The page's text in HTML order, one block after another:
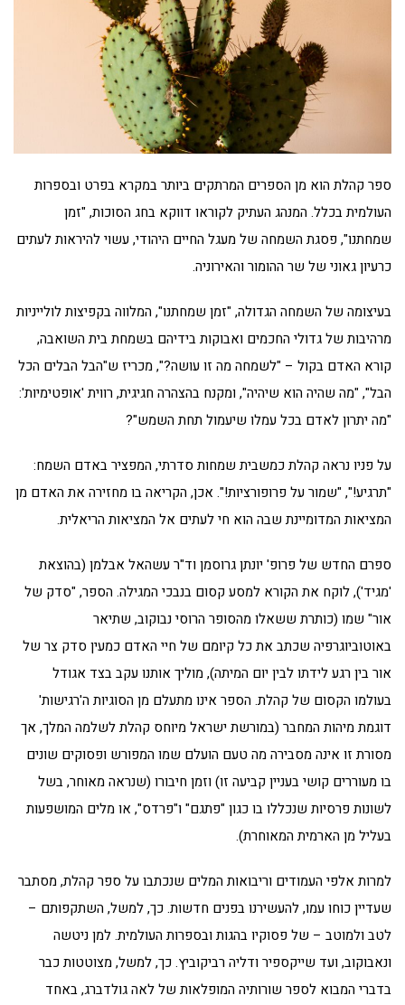
ספר קהלת הוא מן הספרים המרתקים ביותר במקרא בפרט ובספרות
העולמית בכלל. המנהג העתיק לקוראו דווקא בחג הסוכות, "זמן
שמחתנו", פסגת השמחה של מעגל החיים היהודי, עשוי להיראות לעתים
כרעיון גאוני של שר ההומור והאירוניה.
בעיצומה של השמחה הגדולה, "זמן שמחתנו", המלווה בקפיצות לולייניות
מרהיבות של גדולי החכמים ואבוקות בידיהם בשמחת בית השואבה,
קורא האדם בקול – "לשמחה מה זו עושה?", מכריז ש"הבל הבלים הכל
הבל", "מה שהיה הוא שיהיה", ומקנח בהצהרה חגיגית, רווית 'אופטימיות':
"מה יתרון לאדם בכל עמלו שיעמול תחת השמש"?
על פניו נראה קהלת כמשבית שמחות סדרתי, המפציר באדם השמח:
"תרגיע!", "שמור על פרופורציות!". אכן, הקריאה בו מחזירה את האדם מן
המציאות המדומיינת שבה הוא חי לעתים אל המציאות הריאלית.
ספרם החדש של פרופ' יונתן גרוסמן וד"ר עשהאל אבלמן (בהוצאת
'מגיד'), לוקח את הקורא למסע קסום בנבכי המגילה. הספר, "סדק של
אור" שמו (כותרת ששאלו מהסופר הרוסי נבוקוב, שתיאר
באוטוביוגרפיה שכתב את כל קיומם של חיי האדם כמעין סדק צר של
אור בין רגע לידתו לבין יום המיתה), מוליך אותנו עקב בצד אגודל
בעולמו הקסום של קהלת. הספר אינו מתעלם מן הסוגיות ה'רגישות'
דוגמת מיהות המחבר (במורשת ישראל מיוחס קהלת לשלמה המלך, אך
מסורת זו אינה מסבירה מה טעם הועלם שמו המפורש ופסוקים שונים
בו מעוררים קושי בעניין קביעה זו) וזמן חיבורו (שנראה מאוחר, בשל
לשונות פרסיות שנכללו בו כגון "פתגם" ו"פרדס", או מלים המושפעות
בעליל מן הארמית המאוחרת).
למרות אלפי העמודים וריבואות המלים שנכתבו על ספר קהלת, מסתבר
שעדיין כוחו עמו, להעשירנו בפנים חדשות. כך, למשל, השתקפותם –
לטב ולמוטב – של פסוקיו בהגות ובספרות העולמית. למן ניטשה
ונאבוקוב, ועד שייקספיר ודליה רביקוביץ. כך, למשל, מצוטטות כבר
בדברי המבוא לספר שורותיה המופלאות של לאה גולדברג, באחד